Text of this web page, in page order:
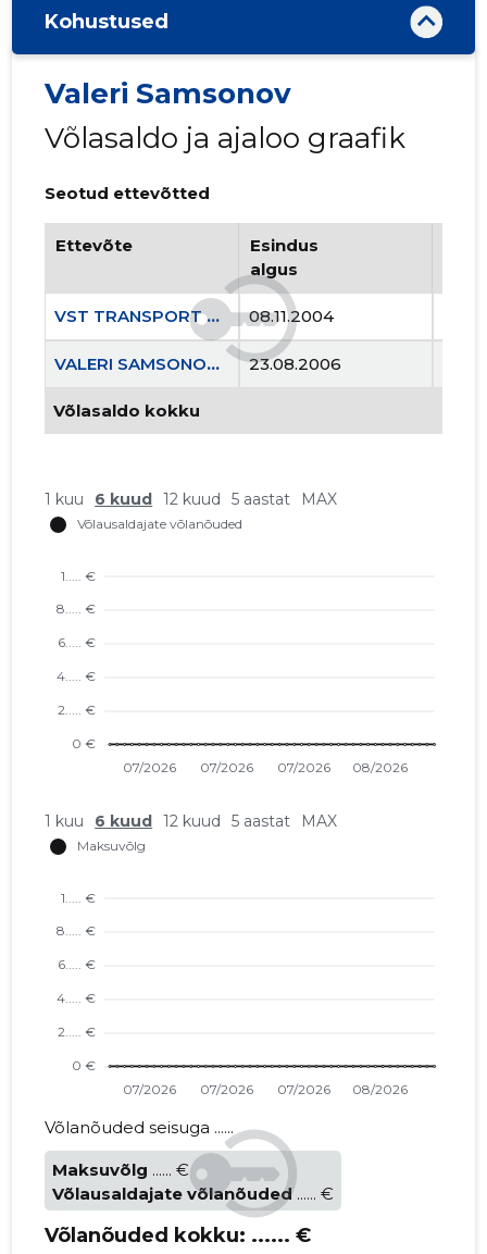
Kohustused
Valeri Samsonov
Võlasaldo ja ajaloo graafik
Seotud ettevõtted
Ettevõte
Esindus
algus
VST TRANSPORT OÜ 08.11.2004
VALERI SAMSONOV FIE 23.08.2006
Võlasaldo kokku
1 kuu 6 kuud 12 kuud 5 aastat MAX
1 kuu 6 kuud 12 kuud 5 aastat MAX
Võlanõuded seisuga ......
Maksuvõlg ...... €
Võlausaldajate võlanõuded ...... €
Võlanõuded kokku: ...... €